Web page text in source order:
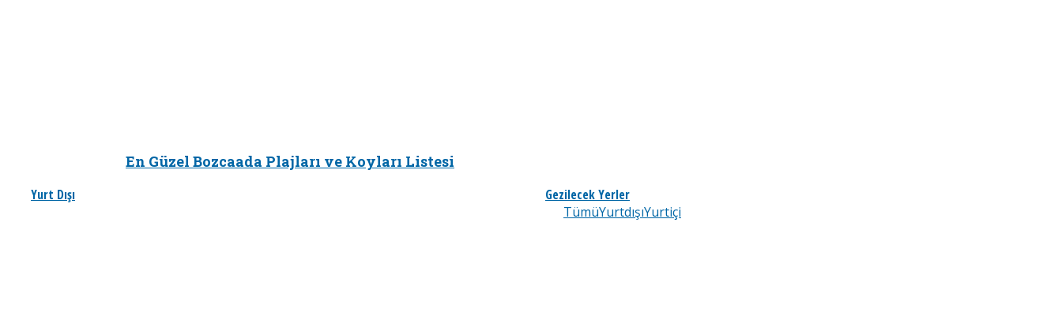
En Güzel Bozcaada Plajları ve Koyları Listesi
Yurt Dışı
Gezilecek Yerler
TümüYurtdışıYurtiçi